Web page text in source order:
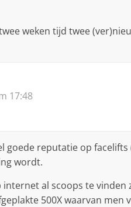
weken tijd twee
17:48
goede reputatie op
wordt.
al scoops te vinden
500X waarvan